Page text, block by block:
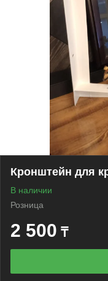
Кронштейн для
В наличии
Розница
2 500 ₸